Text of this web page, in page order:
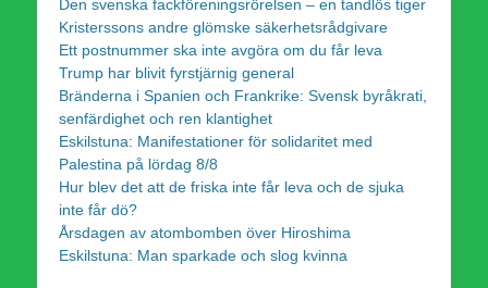
Den svenska fackföreningsrörelsen – en tandlös tiger
Kristerssons andre glömske säkerhetsrådgivare
Ett postnummer ska inte avgöra om du får leva
Trump har blivit fyrstjärnig general
Bränderna i Spanien och Frankrike: Svensk byråkrati,
senfärdighet och ren klantighet
Eskilstuna: Manifestationer för solidaritet med
Palestina på lördag 8/8
Hur blev det att de friska inte får leva och de sjuka
inte får dö?
Årsdagen av atombomben över Hiroshima
Eskilstuna: Man sparkade och slog kvinna